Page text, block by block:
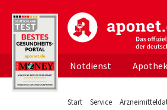
aponet.de - Das
Notdienst
Start Service